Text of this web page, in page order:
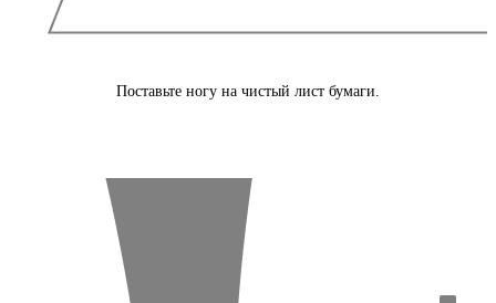
Поставьте ногу на чистый лист бумаги.